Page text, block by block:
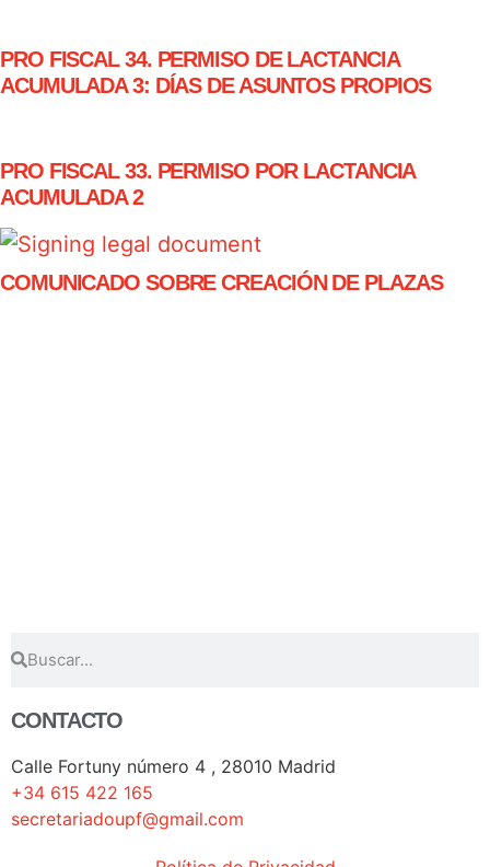
PRO FISCAL 34. PERMISO DE LACTANCIA
ACUMULADA 3: DÍAS DE ASUNTOS PROPIOS
PRO FISCAL 33. PERMISO POR LACTANCIA
ACUMULADA 2
COMUNICADO SOBRE CREACIÓN DE PLAZAS
CONTACTO
Calle Fortuny número 4 , 28010 Madrid
+34 615 422 165
secretariadoupf@gmail.com